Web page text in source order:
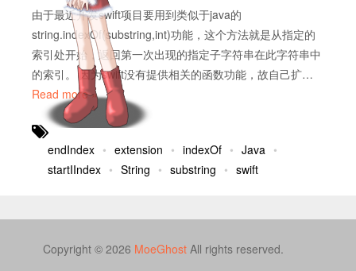
由于最近开发swift项目要用到类似于java的
string.indexOf(substring,int)功能，这个方法就是从指定的
索引处开始，返回第一次出现的指定子字符串在此字符串中
的索引。 因为swift没有提供相关的函数功能，故自己扩…
Read more »
endIndex extension indexOf
Java
startIIndex
String substring swift
Copyright © 2026 MoeGhost All rights reserved.